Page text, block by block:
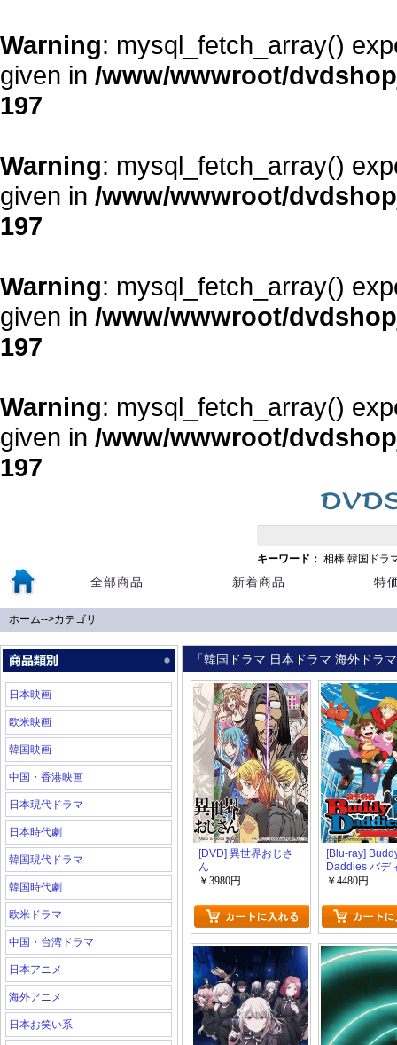
Warning: mysql_fetch_array()
given in /www/wwwroot/
197
Warning: mysql_fetch_array()
given in /www/wwwroot/
197
Warning: mysql_fetch_array()
given in /www/wwwroot/
197
Warning: mysql_fetch_array()
given in /www/wwwroot/
197
キーワード： 相棒 韓国ドラ
全部商品 新着商品 特
ホーム-->カテゴリ
日本映画
欧米映画
韓国映画
中国・香港映画
日本現代ドラマ
日本時代劇
韓国現代ドラマ
韓国時代劇
欧米ドラマ
中国・台湾ドラマ
日本アニメ
海外アニメ
日本お笑い系
「韓国ドラマ 日本ドラマ 海外ドラ
[DVD] 異世界おじさ
ん
￥3980円
[Blu-ray]
Daddies バデ
ディズ
￥4480円